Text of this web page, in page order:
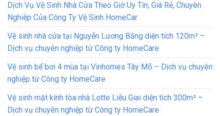
Dịch Vụ Vệ Sinh Nhà Cửa Theo Giờ Uy Tín, Giá Rẻ, Chuyên
Nghiệp Của Công Ty Vệ Sinh HomeCar
Vệ sinh nhà cửa tại Nguyễn Lương Bằng diện tích 120m² –
Dịch vụ chuyên nghiệp từ Công ty HomeCare
Vệ sinh bể bơi 4 mùa tại Vinhomes Tây Mỗ – Dịch vụ chuyên
nghiệp từ Công ty HomeCare
Vệ sinh mặt kính tòa nhà Lotte Liễu Giai diện tích 300m² –
Dịch vụ chuyên nghiệp từ Công ty HomeCare